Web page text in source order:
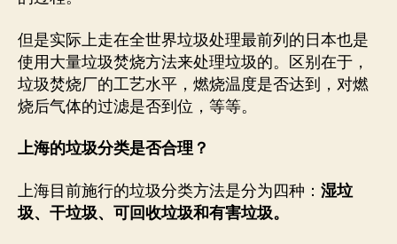
但是实际上走在全世界垃圾处理最前列的日本也是
使用大量垃圾焚烧方法来处理垃圾的。区别在于，
垃圾焚烧厂的工艺水平，燃烧温度是否达到，对燃
烧后气体的过滤是否到位，等等。
上海的垃圾分类是否合理？
上海目前施行的垃圾分类方法是分为四种： 湿垃
圾、干垃圾、可回收垃圾和有害垃圾。